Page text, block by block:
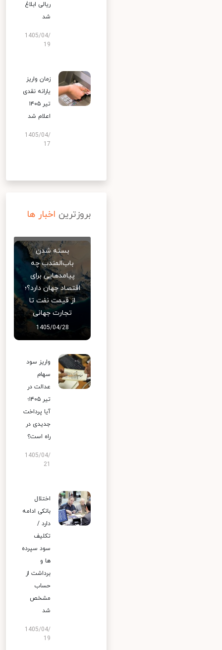
ریالی ابلاغ
شد
1405/04/
19
زمان واریز
یارانه نقدی
تیر ۱۴۰۵
اعلام شد
1405/04/
17
بروزترین اخبار ها
بسته شدن
باب‌المندب چه
پیامدهایی برای
اقتصاد جهان دارد؟؛
از قیمت نفت تا
تجارت جهانی
1405/04/28
واریز سود
سهام
عدالت در
تیر ۱۴۰۵؛
آیا پرداخت
جدیدی در
راه است؟
1405/04/
اختلال
بانکی ادامه
دارد /
تکلیف
سود سپرده
ها و
برداشت از
حساب
مشخص
شد
1405/04/
19